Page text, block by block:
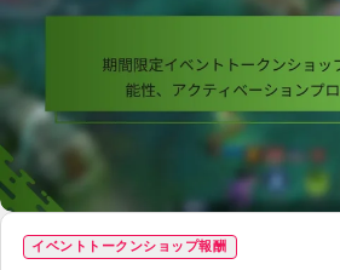
イベントトークンショップ報酬